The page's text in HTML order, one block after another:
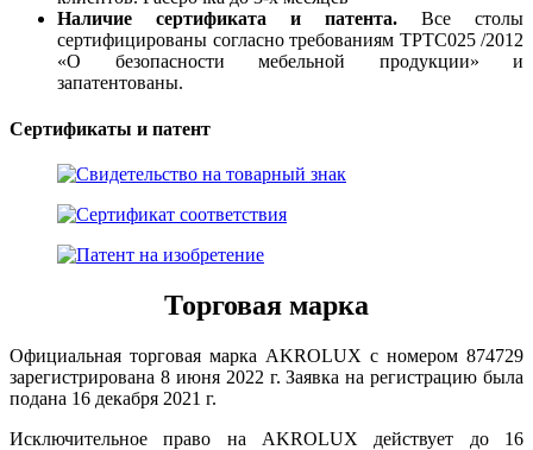
Наличие сертификата и патента. Все столы
сертифицированы согласно требованиям ТРТС025 /2012
«О безопасности мебельной продукции» и
запатентованы.
Сертификаты и патент
Торговая марка
Официальная торговая марка AKROLUX с номером 874729
зарегистрирована 8 июня 2022 г. Заявка на регистрацию была
подана 16 декабря 2021 г.
Исключительное право на AKROLUX действует до 16